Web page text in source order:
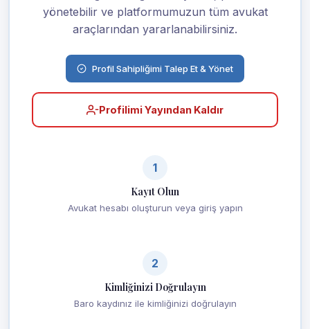
yönetebilir ve platformumuzun tüm avukat
araçlarından yararlanabilirsiniz.
Profil Sahipliğimi Talep Et & Yönet
Profilimi Yayından Kaldır
1
Kayıt Olun
Avukat hesabı oluşturun veya giriş yapın
2
Kimliğinizi Doğrulayın
Baro kaydınız ile kimliğinizi doğrulayın